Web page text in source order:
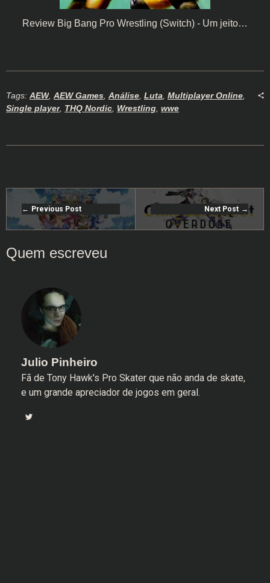
Review Big Bang Pro Wrestling (Switch) - Um jeito…
Tags: AEW, AEW Games, Análise, Luta, Multiplayer Online,
Single player, THQ Nordic, Wrestling, wwe
Previous Post Next Post
Julio Pinheiro
Fã de Tony Hawk's Pro Skater que não anda de skate,
e um grande apreciador de jogos em geral.